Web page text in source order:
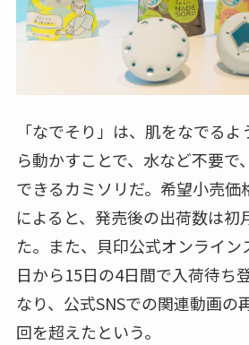
「なでそり」は、肌をなでる
ら動かすことで、水など不要で
できるカミソリだ。希望小売価
によると、発売後の出荷数は初
た。また、貝印公式オンライ
日から15日の4日間で入荷待ち
なり、公式SNSでの関連動画の
回を超えたという。